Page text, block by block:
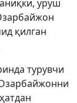
уруш
қилган
турувчи